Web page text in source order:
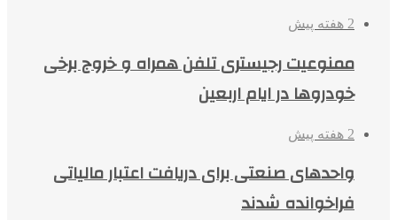
2 هفته پیش
ممنوعیت رجیستری تلفن همراه و خروج برخی
خودروها در ایام اربعین
2 هفته پیش
واحدهای صنعتی برای دریافت اعتبار مالیاتی
فراخوانده شدند